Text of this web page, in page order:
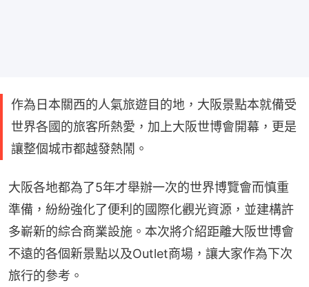
作為日本關西的人氣旅遊目的地，大阪景點本就備受
世界各國的旅客所熱愛，加上大阪世博會開幕，更是
讓整個城市都越發熱鬧。
大阪各地都為了5年才舉辦一次的世界博覽會而慎重
準備，紛紛強化了便利的國際化觀光資源，並建構許
多嶄新的綜合商業設施。本次將介紹距離大阪世博會
不遠的各個新景點以及Outlet商場，讓大家作為下次
旅行的參考。